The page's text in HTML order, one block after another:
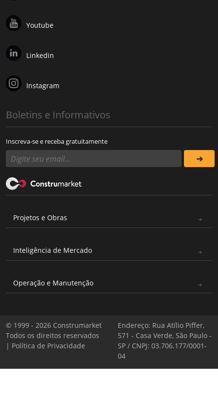
Youtube
Linkedin
Instagram
Boletins e Informativos
Inscreva-se e receba gratuitamente
Projetos e Obras
Inteligência de Mercado
Operação e Manutenção
© 1999 - 2026 Construmarket
Todos os direitos reservados
| Política de Privacidade
Endereço: Rua Atílio Piffer,
571 - Casa Verde, São Paulo -
SP / CNPJ: 03.706.177/0001-
04